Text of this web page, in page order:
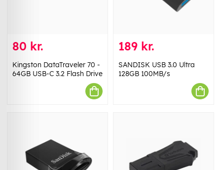
80 kr.
Kingston DataTraveler 70 -
64GB USB-C 3.2 Flash Drive
189 kr.
SANDISK USB 3.0 Ultra
128GB 100MB/s